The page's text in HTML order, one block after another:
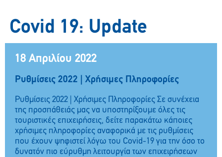
Covid 19: Update
18 Απριλίου 2022
Ρυθμίσεις 2022 | Χρήσιμες Πληροφορίες
Ρυθμίσεις 2022 | Χρήσιμες Πληροφορίες Σε συνέχεια
της προσπάθειάς μας να υποστηρίξουμε όλες τις
τουριστικές επιχειρήσεις, δείτε παρακάτω κάποιες
χρήσιμες πληροφορίες αναφορικά με τις ρυθμίσεις
που έχουν ψηφιστεί λόγω του Covid-19 για την όσο το
δυνατόν πιο εύρυθμη λειτουργία των επιχειρήσεων